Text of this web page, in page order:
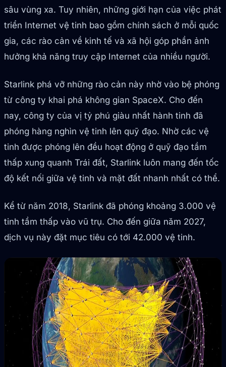
sâu vùng xa. Tuy nhiên, những giới hạn của việc phát
triển Internet vệ tinh bao gồm chính sách ở mỗi quốc
gia, các rào cản về kinh tế và xã hội góp phần ảnh
hưởng khả năng truy cập Internet của nhiều người.
Starlink phá vỡ những rào cản này nhờ vào bệ phóng
từ công ty khai phá không gian SpaceX. Cho đến
nay, công ty của vị tỷ phú giàu nhất hành tinh đã
phóng hàng nghìn vệ tinh lên quỹ đạo. Nhờ các vệ
tinh được phóng lên đều hoạt động ở quỹ đạo tầm
thấp xung quanh Trái đất, Starlink luôn mang đến tốc
độ kết nối giữa vệ tinh và mặt đất nhanh nhất có thể.
Kể từ năm 2018, Starlink đã phóng khoảng 3.000 vệ
tinh tầm thấp vào vũ trụ. Cho đến giữa năm 2027,
dịch vụ này đặt mục tiêu có tới 42.000 vệ tinh.